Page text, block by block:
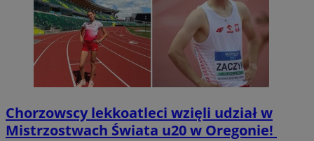
Chorzowscy lekkoatleci wzięli udział w
Mistrzostwach Świata u20 w Oregonie!